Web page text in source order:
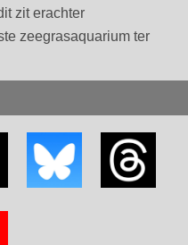
zit erachter
zeegrasaquarium ter